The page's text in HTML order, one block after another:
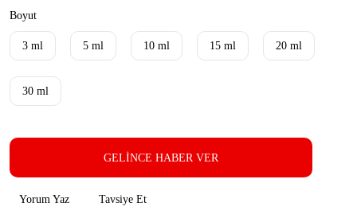
Boyut
3 ml 5 ml 10 ml 15 ml 20 ml
30 ml
GELİNCE HABER VER
Yorum Yaz Tavsiye Et